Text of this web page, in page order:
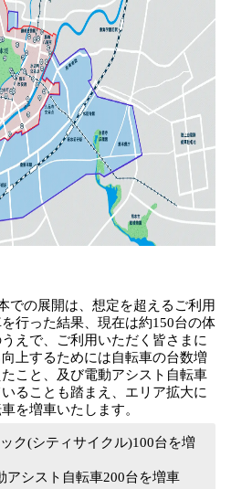
での展開は、想定を超えるご利用
行った結果、現在は約150台の体
えで、ご利用いただく皆さまに
上するためには自転車の台数増
こと、及び電動アシスト自転車
ることも踏まえ、エリア拡大に
を増車いたします。
ク(シティサイクル)100台を増
アシスト自転車200台を増車